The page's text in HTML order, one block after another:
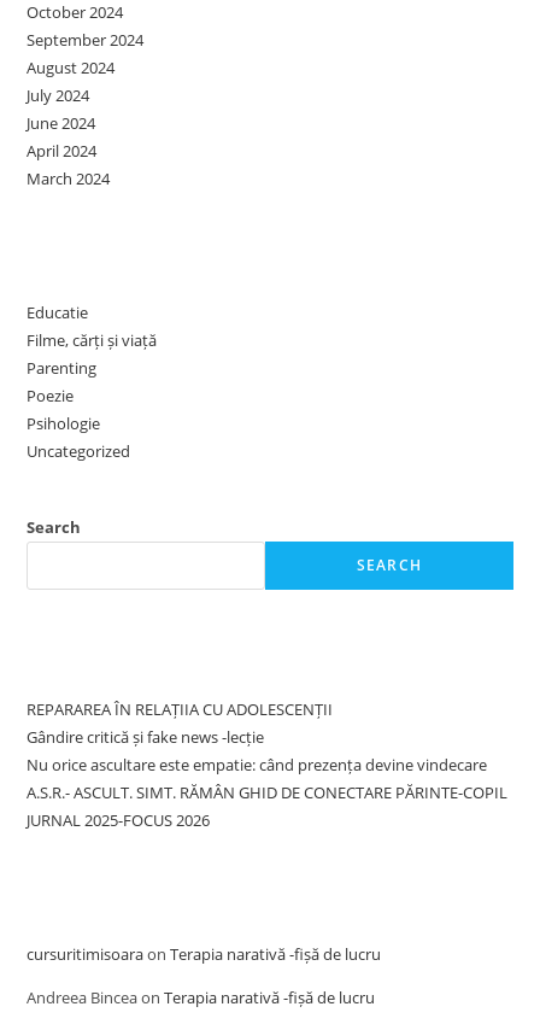
October 2024
September 2024
August 2024
July 2024
June 2024
April 2024
March 2024
Educatie
Filme, cărți și viață
Parenting
Poezie
Psihologie
Uncategorized
Search
SEARCH
REPARAREA ÎN RELAȚIIA CU ADOLESCENȚII
Gândire critică și fake news -lecție
Nu orice ascultare este empatie: când prezența devine vindecare
A.S.R.- ASCULT. SIMT. RĂMÂN GHID DE CONECTARE PĂRINTE-COPIL
JURNAL 2025-FOCUS 2026
cursuritimisoaraonTerapia narativă -fișă de lucru
Andreea BinceaonTerapia narativă -fișă de lucru